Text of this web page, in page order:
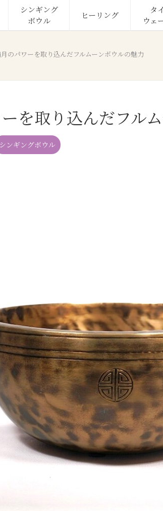
シンギング
ボウル
ヒーリング
タ
ウェ
のパワーを取り込んだフルムーンボウルの魅力
を取り込んだフル
シンギングボウル